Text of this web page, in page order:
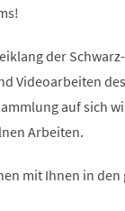
der
Videoarbeiten
auf sich
Arbeiten.
mit Ihnen in